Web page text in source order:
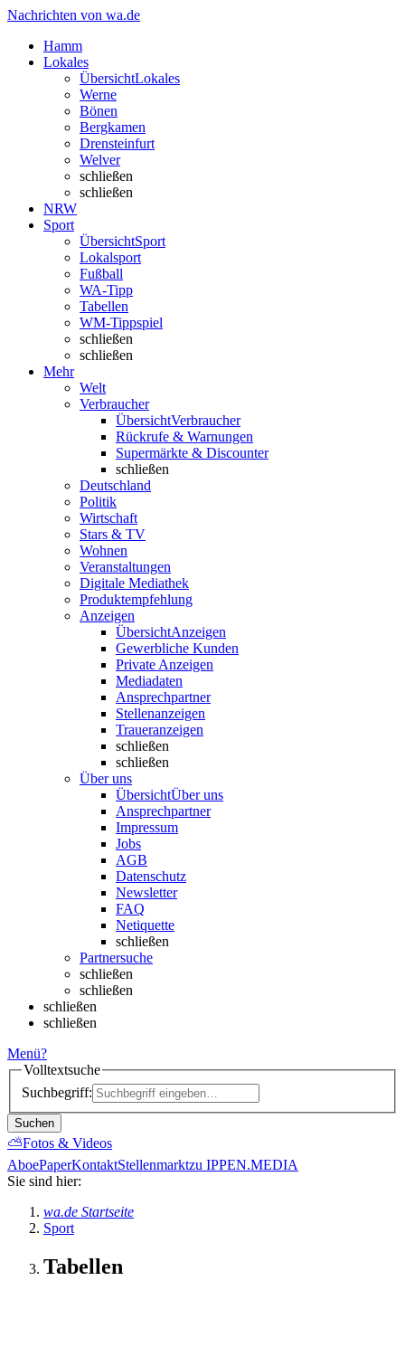
Nachrichten von wa.de
Hamm
Lokales
ÜbersichtLokales
Werne
Bönen
Bergkamen
Drensteinfurt
Welver
schließen
schließen
NRW
Sport
ÜbersichtSport
Lokalsport
Fußball
WA-Tipp
Tabellen
WM-Tippspiel
schließen
schließen
Mehr
Welt
Verbraucher
ÜbersichtVerbraucher
Rückrufe & Warnungen
Supermärkte & Discounter
schließen
Deutschland
Politik
Wirtschaft
Stars & TV
Wohnen
Veranstaltungen
Digitale Mediathek
Produktempfehlung
Anzeigen
ÜbersichtAnzeigen
Gewerbliche Kunden
Private Anzeigen
Mediadaten
Ansprechpartner
Stellenanzeigen
Traueranzeigen
schließen
schließen
Über uns
ÜbersichtÜber uns
Ansprechpartner
Impressum
Jobs
AGB
Datenschutz
Newsletter
FAQ
Netiquette
schließen
Partnersuche
schließen
schließen
schließen
schließen
Menü?
Volltextsuche
Suchbegriff:
Suchen
⛅Fotos & Videos
AboePaperKontaktStellenmarktzu IPPEN.MEDIA
Sie sind hier:
wa.de Startseite
Sport
Tabellen